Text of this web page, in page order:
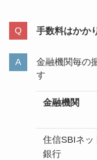
手数料はかか
金融機関毎の
す
金融機関
住信SBIネッ
銀行